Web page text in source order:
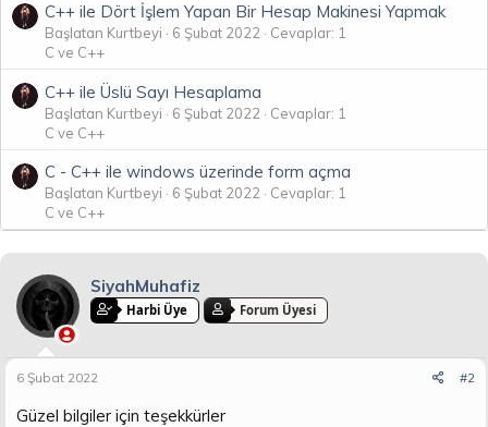
C++ ile Dört İşlem Yapan Bir Hesap Makinesi Yapmak
Başlatan Kurtbeyi 6 Şubat 2022
Cevaplar: 1
C ve C++
C++ ile Üslü Sayı Hesaplama
Başlatan Kurtbeyi 6 Şubat 2022
Cevaplar: 1
C ve C++
C - C++ ile windows üzerinde form açma
Başlatan Kurtbeyi 6 Şubat 2022
Cevaplar: 1
C ve C++
SiyahMuhafiz
Harbi Üye Forum Üyesi
6 Şubat 2022 #2
Güzel bilgiler için teşekkürler